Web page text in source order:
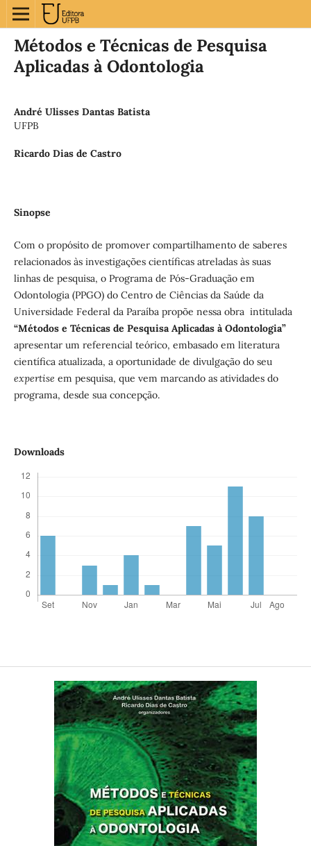
Métodos e Técnicas de Pesquisa
Aplicadas à Odontologia
André Ulisses Dantas Batista
UFPB
Ricardo Dias de Castro
Sinopse
Com o propósito de promover compartilhamento de saberes
relacionados às investigações científicas atreladas às suas
linhas de pesquisa, o Programa de Pós-Graduação em
Odontologia (PPGO) do Centro de Ciências da Saúde da
Universidade Federal da Paraíba propõe nessa obra intitulada
“Métodos e Técnicas de Pesquisa Aplicadas à Odontologia”
apresentar um referencial teórico, embasado em literatura
científica atualizada, a oportunidade de divulgação do seu
expertise em pesquisa, que vem marcando as atividades do
programa, desde sua concepção.
Downloads